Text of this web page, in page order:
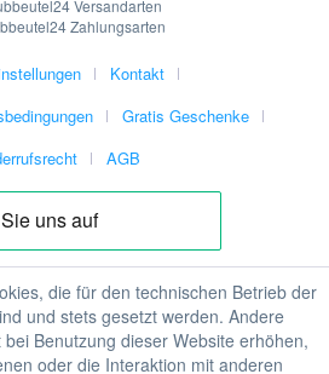
Kontakt
Gratis Geschenke
AGB
die für den technischen Betrieb der
und stets gesetzt werden. Andere
Benutzung dieser Website erhöhen,
oder die Interaktion mit anderen